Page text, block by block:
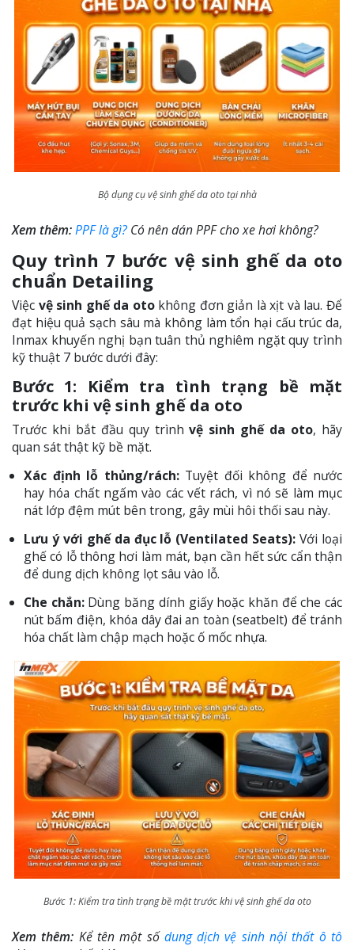
Bộ dụng cụ vệ sinh ghế da oto tại nhà
Xem thêm:PPF là gì? Có nên dán PPF cho xe hơi không?
Quy trình 7 bước vệ sinh ghế da oto
chuẩn Detailing
Việc vệ sinh ghế da otokhông đơn giản là xịt và lau. Để
đạt hiệu quả sạch sâu mà không làm tổn hại cấu trúc da,
Inmax khuyến nghị bạn tuân thủ nghiêm ngặt quy trình
kỹ thuật 7 bước dưới đây:
Bước 1: Kiểm tra tình trạng bề mặt
trước khi vệ sinh ghế da oto
Trước khi bắt đầu quy trìnhvệ sinh ghế da oto, hãy
quan sát thật kỹ bề mặt.
Xác định lỗ thủng/rách:Tuyệt đối không để nước
hay hóa chất ngấm vào các vết rách, vì nó sẽ làm mục
nát lớp đệm mút bên trong, gây mùi hôi thối sau này.
Lưu ý với ghế da đục lỗ (Ventilated Seats): Với loại
ghế có lỗ thông hơi làm mát, bạn cần hết sức cẩn thận
để dung dịch không lọt sâu vào lỗ.
Che chắn:Dùng băng dính giấy hoặc khăn để che các
nút bấm điện, khóa dây đai an toàn (seatbelt) để tránh
hóa chất làm chập mạch hoặc ố mốc nhựa.
Bước 1: Kiểm tra tình trạng bề mặt trước khi vệ sinh ghế da oto
Xem thêm: Kể tên một số dung dịch vệ sinh nội thất ô tô